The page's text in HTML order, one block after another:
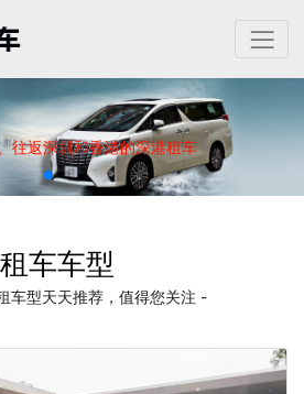
往返深圳和香港的深港租车
租车车型
车型天天推荐，值得您关注 -